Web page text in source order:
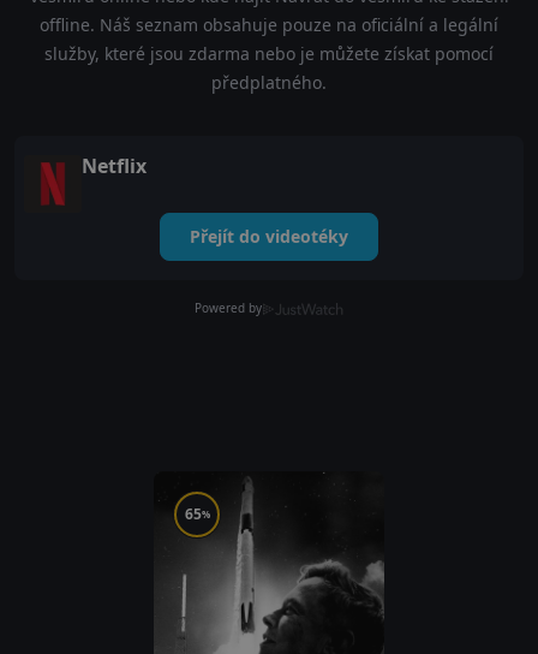
offline. Náš seznam obsahuje pouze na oficiální a legální
služby, které jsou zdarma nebo je můžete získat pomocí
předplatného.
Netflix
Přejít do videotéky
Powered by
65%